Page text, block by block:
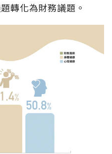
轉化為財務議題。